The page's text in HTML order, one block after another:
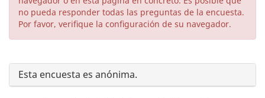
no pueda responder todas las preguntas de la encuesta.
Por favor, verifique la configuración de su navegador.
Esta encuesta es anónima.